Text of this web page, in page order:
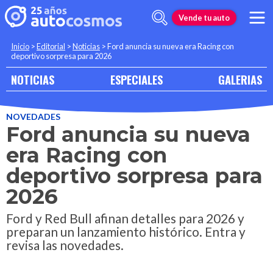
Vende tu auto
Inicio >Editorial >Noticias >Ford anuncia su nueva era Racing con
deportivo sorpresa para 2026
NOTICIAS ESPECIALES GALERIAS
NOVEDADES
Ford anuncia su nueva
era Racing con
deportivo sorpresa para
2026
Ford y Red Bull afinan detalles para 2026 y
preparan un lanzamiento histórico. Entra y
revisa las novedades.